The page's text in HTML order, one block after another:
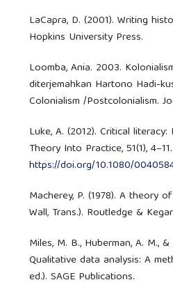
LaCapra, D. (2001). Writing
Hopkins University Press.
Loomba, Ania. 2003.
diterjemahkan Hartono Hadi-
Colonialism /Postcolonialism.
Luke, A. (2012). Critical
Theory Into Practice, 51(1), 4–11.
https://doi.org/10.1080/
Macherey, P. (1978). A theory
Wall, Trans.). Routledge &
Miles, M. B., Huberman, A. M.,
Qualitative data analysis: A
ed.). SAGE Publications.